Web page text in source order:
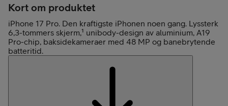
Kort om produktet
iPhone 17 Pro. Den kraftigste iPhonen noen gang. Lyssterk
6,3-tommers skjerm,¹ unibody-design av aluminium, A19
Pro-chip, baksidekameraer med 48 MP og banebrytende
batteritid.